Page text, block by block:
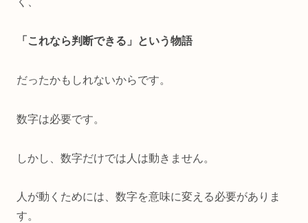
「これなら判断できる」という物語
だったかもしれないからです。
数字は必要です。
しかし、数字だけでは人は動きません。
人が動くためには、数字を意味に変える必要がありま
す。